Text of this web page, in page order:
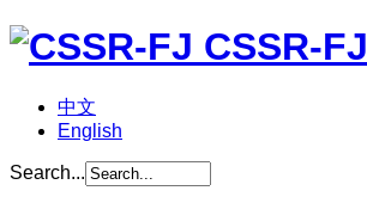
CSSR-FJ
中文
English
Search...